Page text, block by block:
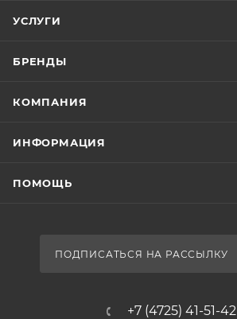
УСЛУГИ
БРЕНДЫ
КОМПАНИЯ
ИНФОРМАЦИЯ
ПОМОЩЬ
ПОДПИСАТЬСЯ НА РАССЫЛКУ
+7 (4725) 41-51-42